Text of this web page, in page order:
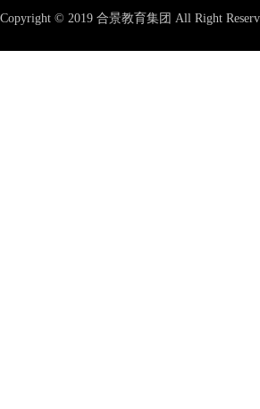
Copyright © 2019 合景教育集团 All Right